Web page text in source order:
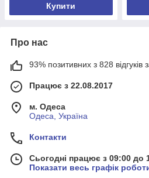
Купити
Про нас
93% позитивних з 828 відгуків
Працює з 22.08.2017
м. Одеса
Одеса, Україна
Контакти
Сьогодні працює з 09:00 до
Показати весь графік